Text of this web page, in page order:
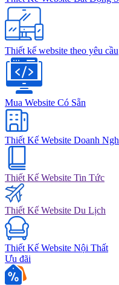
Thiết kế website theo yêu cầu
Mua Website Có Sẵn
Thiết Kế Website Doanh
Thiết Kế Website Tin Tức
Thiết Kế Website Du Lịch
Thiết Kế Website Nội Thất
Ưu đãi